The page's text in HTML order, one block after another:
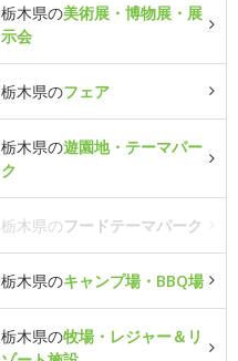
栃木県の美術展・博物展・展
示会
栃木県のフェア
栃木県の遊園地・テーマパー
ク
栃木県のフードテーマパーク
栃木県のキャンプ場・BBQ場
栃木県の牧場・レジャー＆リ